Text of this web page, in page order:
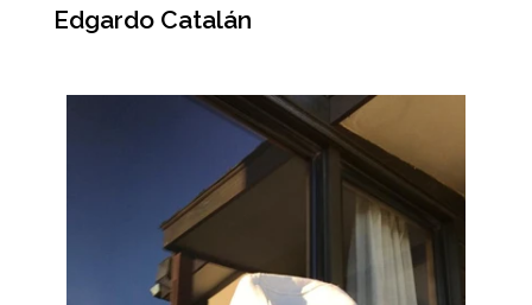
Edgardo Catalán